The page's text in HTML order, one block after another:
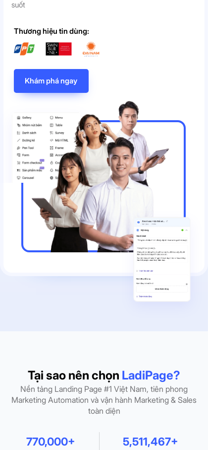
Khám phá ngay
Thương hiệu tin dùng:
suốt
Tại sao nên chọn LadiPage?
Nền tảng Landing Page #1 Việt Nam, tiên phong
Marketing Automation và vận hành Marketing & Sales
toàn diện
5,511,467+
770,000+